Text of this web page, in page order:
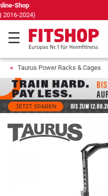
69 Fachmärkte vor Ort
Taurus Power Racks & Cages